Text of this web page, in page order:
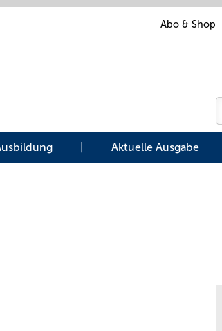
Abo & Shop
Aktuelle Ausgabe